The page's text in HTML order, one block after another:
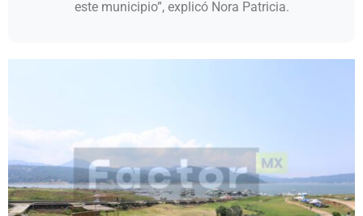
este municipio”, explicó Nora Patricia.